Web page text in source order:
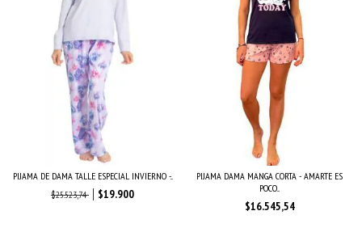
PIJAMA DE DAMA TALLE ESPECIAL INVIERNO -...
$25.523,74
$19.900
PIJAMA DAMA MANGA CORTA - AMARTE ES
POCO...
$16.545,54